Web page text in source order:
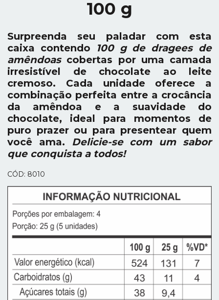
100 g
Surpreenda seu paladar com esta
caixa contendo
100 g de dragees de
amêndoascobertas por uma camada
irresistível de chocolate ao leite
cremoso. Cada unidade oferece a
combinação perfeita entre a crocância
da amêndoa e a suavidade do
chocolate, ideal para momentos de
puro prazer ou para presentear quem
você ama. Delicie-se com um sabor
que conquista a todos!
CÓD: 8010